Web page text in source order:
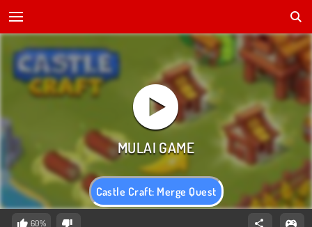
Castle Craft: Merge Quest
60%